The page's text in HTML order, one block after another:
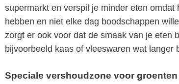
supermarkt en verspil je minder eten
hebben en niet elke dag boodschappen
zorgt er ook voor dat de smaak van je eten
bijvoorbeeld kaas of vleeswaren wat langer
Speciale vershoudzone voor